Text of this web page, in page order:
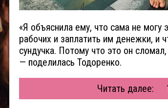
«Я объяснила ему, что сама не могу
рабочих и заплатить им денежки, и
сундучка. Потому что это он
— поделилась Тодоренко.
Читать далее: